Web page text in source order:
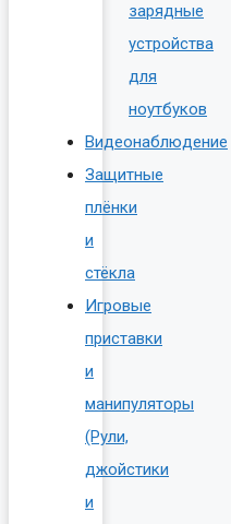
зарядные
устройства
для
ноутбуков
Видеонаблюдение
Защитные
плёнки
и
стёкла
Игровые
приставки
и
манипуляторы
(Рули,
джойстики
и